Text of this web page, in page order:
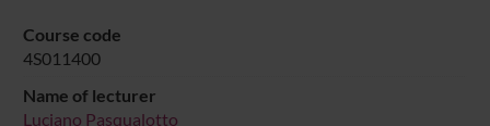
Course code
4S011400
Name of lecturer
Luciano Pasqualotto